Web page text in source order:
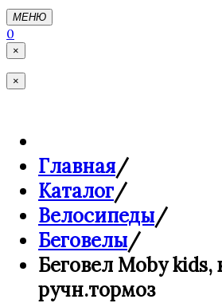
МЕНЮ
0
×
×
Главная/
Каталог/
Велосипеды/
Беговелы/
Беговел Moby kids,
ручн.тормоз